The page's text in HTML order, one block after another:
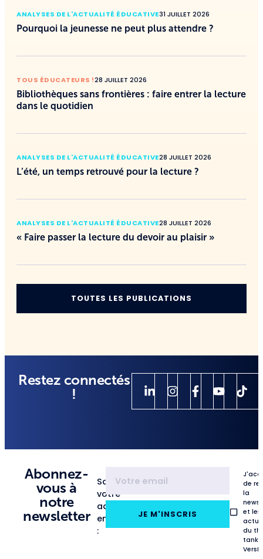
ANALYSES DE L'ACTUALITÉ ÉDUCATIVE31 JUILLET 2026
Pourquoi la jeunesse ne peut plus attendre ?
TOUS ÉDUCATEURS !28 JUILLET 2026
Bibliothèques sans frontières : faire entrer la lecture
dans le quotidien
ANALYSES DE L'ACTUALITÉ ÉDUCATIVE28 JUILLET 2026
L’été, un temps retrouvé pour la lecture ?
ANALYSES DE L'ACTUALITÉ ÉDUCATIVE28 JUILLET 2026
« Faire passer la lecture du devoir au plaisir »
TOUTES LES PUBLICATIONS
Restez connectés
!
Abonnez-
vous à
notre
newsletter
Saisissez
votre
adresse
email
:
JE M'INSCRIS
de
la
et les
du
tank